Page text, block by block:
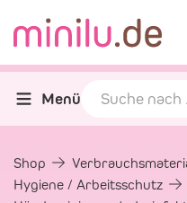
Menü
Shop
Hygiene / Arbeitsschutz